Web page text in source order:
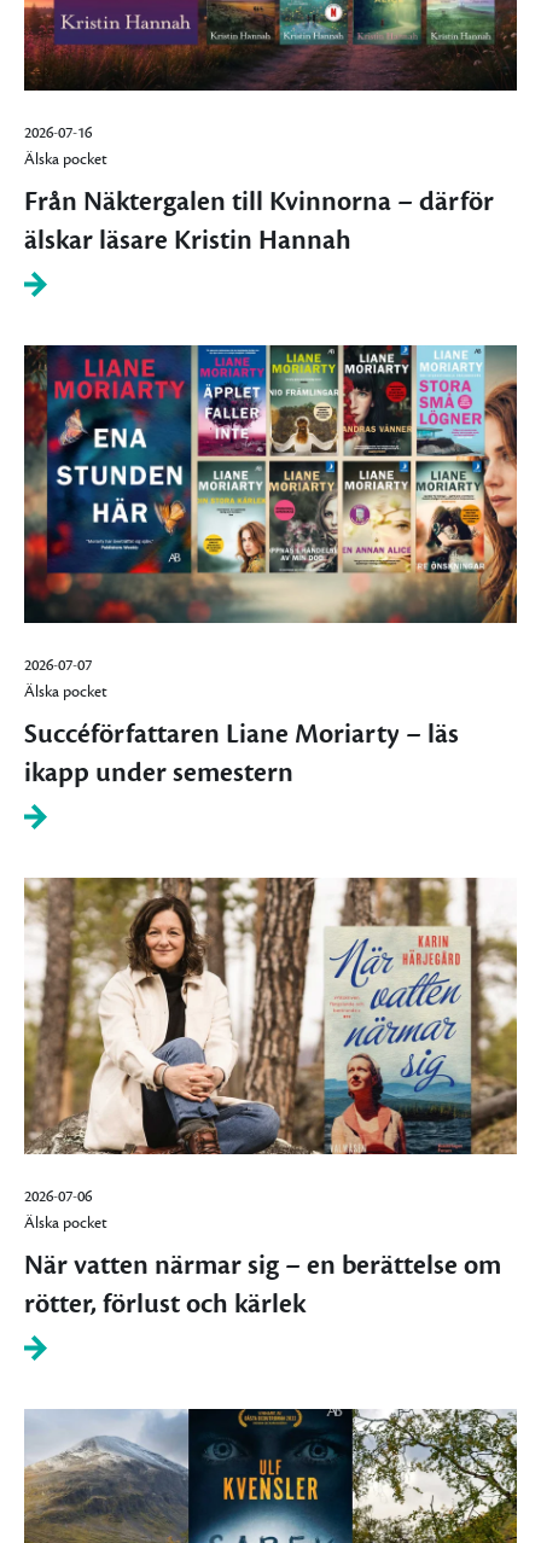
2026-07-16
Älska pocket
Från Näktergalen till Kvinnorna – därför
älskar läsare Kristin Hannah
2026-07-07
Älska pocket
Succéförfattaren Liane Moriarty – läs
ikapp under semestern
2026-07-06
Älska pocket
När vatten närmar sig – en berättelse om
rötter, förlust och kärlek